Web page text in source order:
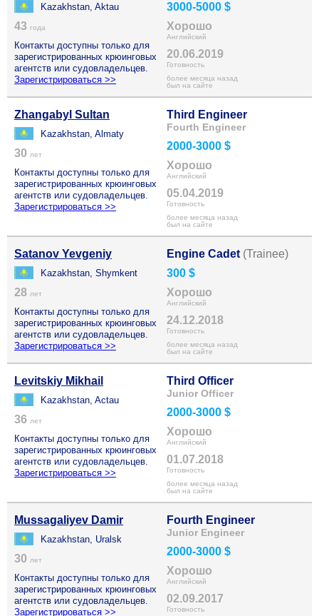
Kazakhstan, Aktau
43 года
Контакты доступны только для
зарегистрированных крюинговых
агентств или судовладельцев.
Зарегистрироваться >>
3000-5000 $
Хорошо
Английский
20.06.2019
Готовность
более месяца назад
был на сайте
Zhangabyl Sultan
Kazakhstan, Almaty
30 лет
Контакты доступны только для
зарегистрированных крюинговых
агентств или судовладельцев.
Зарегистрироваться >>
Third Engineer
Fourth Engineer
2000-3000 $
Хорошо
Английский
05.04.2019
Готовность
более месяца назад
был на сайте
Satanov Yevgeniy
Kazakhstan, Shymkent
28 лет
Контакты доступны только для
зарегистрированных крюинговых
агентств или судовладельцев.
Зарегистрироваться >>
Engine Cadet (Trainee)
300 $
Хорошо
Английский
24.12.2018
Готовность
более месяца назад
был на сайте
Levitskiy Mikhail
Kazakhstan, Actau
36 лет
Контакты доступны только для
зарегистрированных крюинговых
агентств или судовладельцев.
Зарегистрироваться >>
Third Officer
Junior Officer
2000-3000 $
Хорошо
Английский
01.07.2018
Готовность
более месяца назад
был на сайте
Mussagaliyev Damir
Kazakhstan, Uralsk
30 лет
Контакты доступны только для
зарегистрированных крюинговых
агентств или судовладельцев.
Зарегистрироваться >>
Fourth Engineer
Junior Engineer
2000-3000 $
Хорошо
Английский
02.09.2017
Готовность